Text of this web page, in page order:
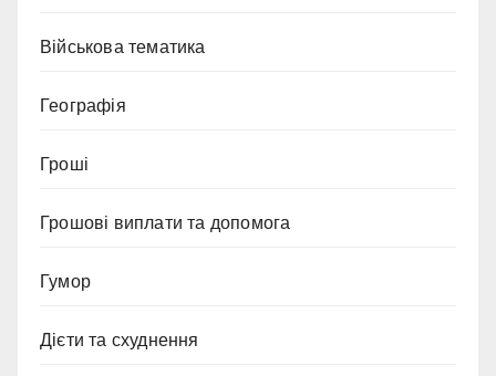
Військова тематика
Географія
Гроші
Грошові виплати та допомога
Гумор
Дієти та схуднення